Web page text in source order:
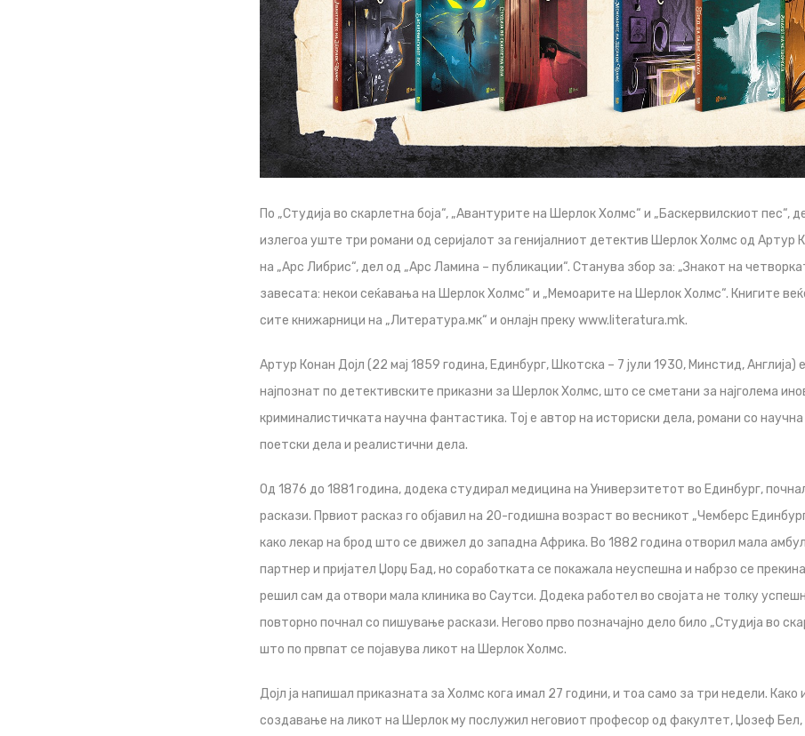
По „Студија во скарлетна боја“, „Авантурите на Шерлок Холмс“ и „Баскервилскиот пес“,
излегоа уште три романи од серијалот за генијалниот детектив Шерлок Холмс од Артур
на „Арс Либрис“, дел од „Арс Ламина – публикации“. Станува збор за: „Знакот на
завесата: некои сеќавања на Шерлок Холмс“ и „Мемоарите на Шерлок Холмс“. Книгите
сите книжарници на „Литература.мк“ и онлајн преку www.literatura.mk.
Артур Конан Дојл (22 мај 1859 година, Единбург, Шкотска – 7 јули 1930, Минстид, Англија)
најпознат по детективските приказни за Шерлок Холмс, што се сметани за најголема
криминалистичката научна фантастика. Тој е автор на историски дела, романи со
поетски дела и реалистични дела.
Од 1876 до 1881 година, додека студирал медицина на Универзитетот во Единбург,
раскази. Првиот расказ го објавил на 20-годишна возраст во весникот „Чемберс
како лекар на брод што се движел до западна Африка. Во 1882 година отворил мала
партнер и пријател Џорџ Бад, но соработката се покажала неуспешна и набрзо се
решил сам да отвори мала клиника во Саутси. Додека работел во својата не толку
повторно почнал со пишување раскази. Негово прво позначајно дело било „Студија во
што по првпат се појавува ликот на Шерлок Холмс.
Дојл ја напишал приказната за Холмс кога имал 27 години, и тоа само за три недели. Како
создавање на ликот на Шерлок му послужил неговиот професор од факултет, Џозеф Бел,